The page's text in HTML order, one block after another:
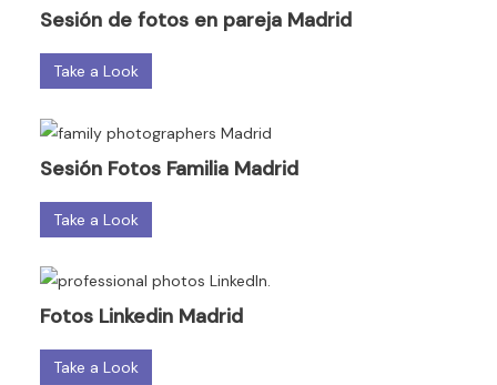
Sesión de fotos en pareja Madrid
Take a Look
Sesión Fotos Familia Madrid
Take a Look
Fotos Linkedin Madrid
Take a Look